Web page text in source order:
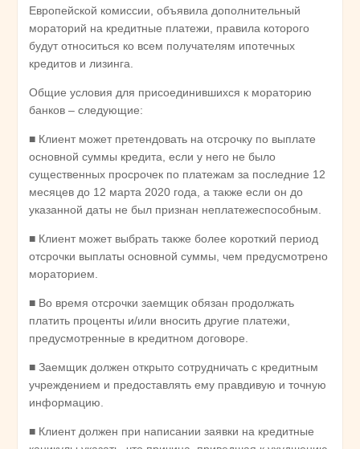
Европейской комиссии, объявила дополнительный
мораторий на кредитные платежи, правила которого
будут относиться ко всем получателям ипотечных
кредитов и лизинга.
Общие условия для присоединившихся к мораторию
банков – следующие:
■ Клиент может претендовать на отсрочку по выплате
основной суммы кредита, если у него не было
существенных просрочек по платежам за последние 12
месяцев до 12 марта 2020 года, а также если он до
указанной даты не был признан неплатежеспособным.
■ Клиент может выбрать также более короткий период
отсрочки выплаты основной суммы, чем предусмотрено
мораторием.
■ Во время отсрочки заемщик обязан продолжать
платить проценты и/или вносить другие платежи,
предусмотренные в кредитном договоре.
■ Заемщик должен открыто сотрудничать с кредитным
учреждением и предоставлять ему правдивую и точную
информацию.
■ Клиент должен при написании заявки на кредитные